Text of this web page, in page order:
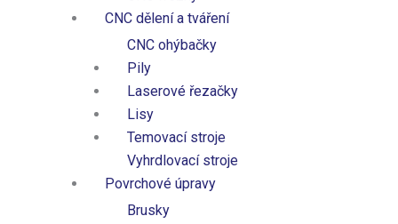
CNC dělení a tváření
CNC ohýbačky
Pily
Laserové řezačky
Lisy
Temovací stroje
Vyhrdlovací stroje
Povrchové úpravy
Brusky